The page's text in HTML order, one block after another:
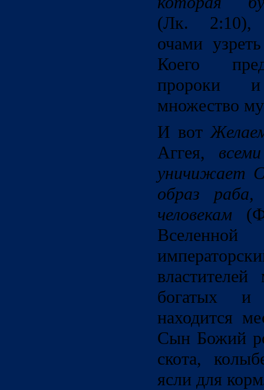
(Лк. 2:10),
очами
Коего
пророки
множество
И вот
Аггея,
уничижает
образ раба,
человекам
богатых
находится
Сын Божий
скота,
ясли для